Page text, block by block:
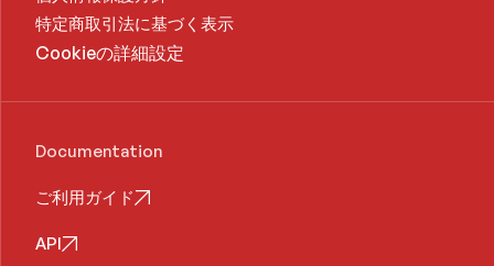
特定商取引法に基づく表示
Cookieの詳細設定
Documentation
ご利用ガイド
API